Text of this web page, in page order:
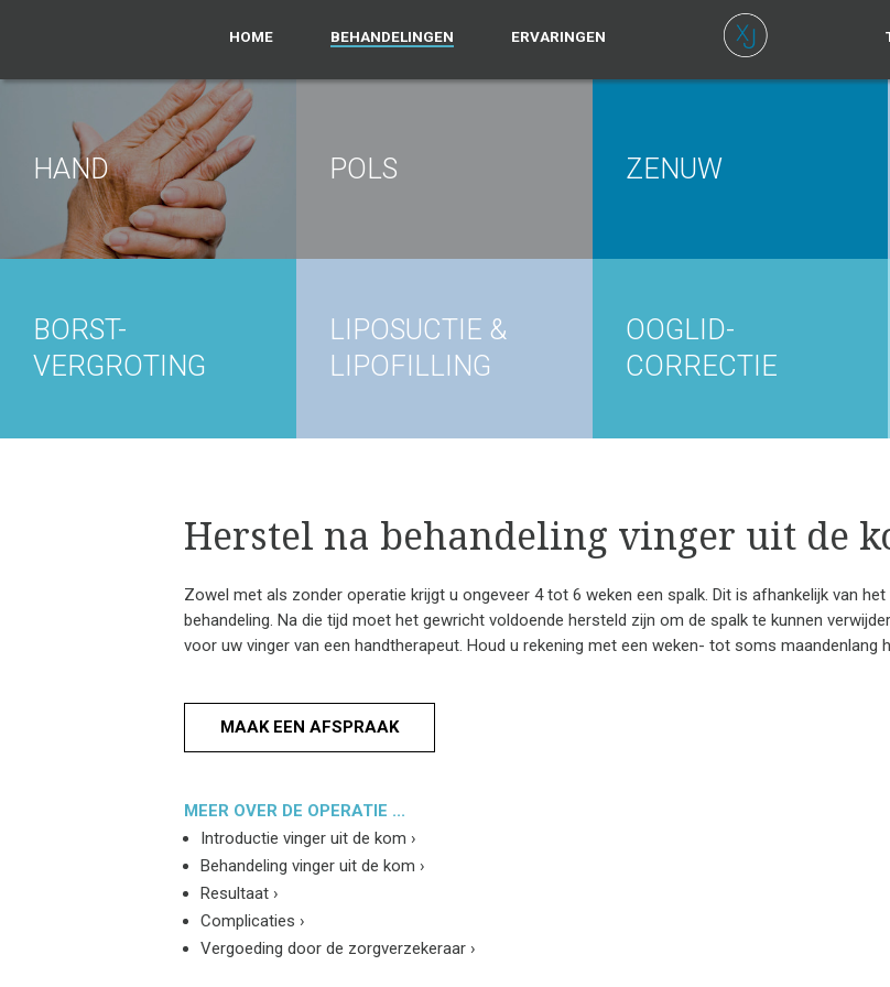
HOME BEHANDELINGEN ERVARINGEN
HAND POLS ZENUW
BORST-
VERGROTING
LIPOSUCTIE &
LIPOFILLING
OOGLID-
CORRECTIE
Herstel na behandeling vinger uit de
Zowel met als zonder operatie krijgt u ongeveer 4 tot 6 weken een spalk. Dit is afhankelijk van
behandeling. Na die tijd moet het gewricht voldoende hersteld zijn om de spalk te kunnen
voor uw vinger van een handtherapeut. Houd u rekening met een weken- tot soms maandenlang
MAAK EEN AFSPRAAK
MEER OVER DE OPERATIE ...
Introductie vinger uit de kom ›
Behandeling vinger uit de kom ›
Resultaat ›
Complicaties ›
Vergoeding door de zorgverzekeraar ›